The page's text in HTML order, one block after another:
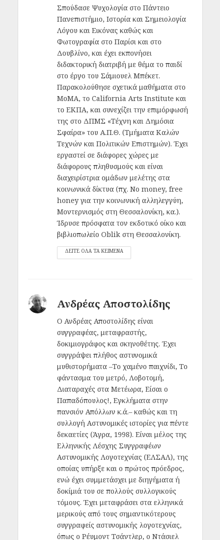
Σπούδασε Ψυχολογία στο Πάντειο
Πανεπιστήμιο, Ιστορία και Σημειολογία
Λόγου και Εικόνας καθώς και
Φωτογραφία στο Παρίσι και στο
Δουβλίνο, και έχει εκπονήσει
διδακτορική διατριβή με θέμα το παιδί
στο έργο του Σάμιουελ Μπέκετ.
Παρακολούθησε σχετικά μαθήματα στο
MoMA, το California Arts Institute και
το ΕΚΠΑ, και συνεχίζει την επιμόρφωσή
της στο ΔΠΜΣ «Τέχνη και Δημόσια
Σφαίρα» του Α.Π.Θ. (Τμήματα Καλών
Τεχνών και Πολιτικών Επιστημών). Έχει
εργαστεί σε διάφορες χώρες με
διάφορους πληθυσμούς και είναι
διαχειρίστρια ομάδων μελέτης στα
κοινωνικά δίκτυα (πχ. No money, free
honey για την κοινωνική αλληλεγγύη,
Μοντερνισμός στη Θεσσαλονίκη, κα.).
Ίδρυσε πρόσφατα τον εκδοτικό οίκο και
βιβλιοπωλείο Oblik στη Θεσσαλονίκη.
ΔΕΙΤΕ ΟΛΑ ΤΑ ΚΕΙΜΕΝΑ
Ανδρέας Αποστολίδης
Ο Ανδρέας Αποστολίδης είναι
συγγραφέας, μεταφραστής,
δοκιμιογράφος και σκηνοθέτης. Έχει
συγγράψει πλήθος αστυνομικά
μυθιστορήματα –Το χαμένο παιχνίδι, Το
φάντασμα του μετρό, Λοβοτομή,
Διαταραχές στα Μετέωρα, Είσαι ο
Παπαδόπουλος!, Εγκλήματα στην
πανσιόν Απόλλων κ.ά.– καθώς και τη
συλλογή Αστυνομικές ιστορίες για πέντε
δεκαετίες (Άγρα, 1998). Είναι μέλος της
Ελληνικής Λέσχης Συγγραφέων
Αστυνομικής Λογοτεχνίας (ΕΛΣΑΛ), της
οποίας υπήρξε και ο πρώτος πρόεδρος,
ενώ έχει συμμετάσχει με διηγήματα ή
δοκίμιά του σε πολλούς συλλογικούς
τόμους. Έχει μεταφράσει στα ελληνικά
μερικούς από τους σημαντικότερους
συγγραφείς αστυνομικής λογοτεχνίας,
όπως ο Ρέυμοντ Τσάντλερ, ο Ντάσιελ